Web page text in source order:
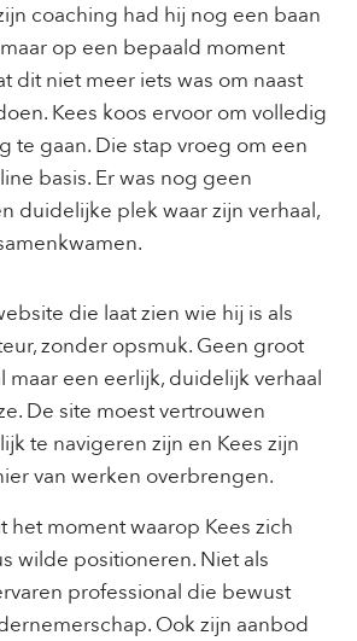
coaching had hij nog een baan
op een bepaald moment
dit niet meer iets was om naast
Kees koos ervoor om volledig
te gaan. Die stap vroeg om een
basis. Er was nog geen
duidelijke plek waar zijn verhaal,
die laat zien wie hij is als
zonder opsmuk. Geen groot
maar een eerlijk, duidelijk verhaal
De site moest vertrouwen
te navigeren zijn en Kees zijn
van werken overbrengen.
het moment waarop Kees zich
wilde positioneren. Niet als
professional die bewust
Ook zijn aanbod